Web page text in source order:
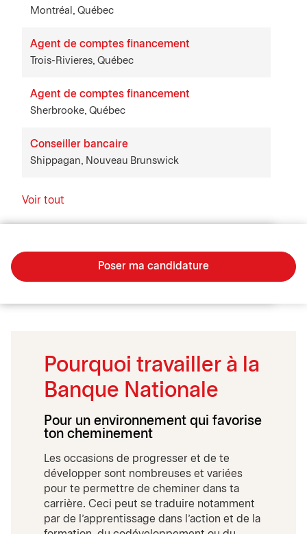
Montréal, Québec
Agent de comptes financement
Trois-Rivieres, Québec
Agent de comptes financement
Sherbrooke, Québec
Conseiller bancaire
Shippagan, Nouveau Brunswick
Voir tout
Poser ma candidature
Pourquoi travailler à la
Banque Nationale
Pour un environnement qui favorise
ton cheminement
Les occasions de progresser et de te
développer sont nombreuses et variées
pour te permettre de cheminer dans ta
carrière. Ceci peut se traduire notamment
par de l'apprentissage dans l'action et de la